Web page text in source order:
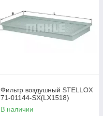
Фильтр воздушный STELLOX
71-01144-SX(LX1518)
В наличии